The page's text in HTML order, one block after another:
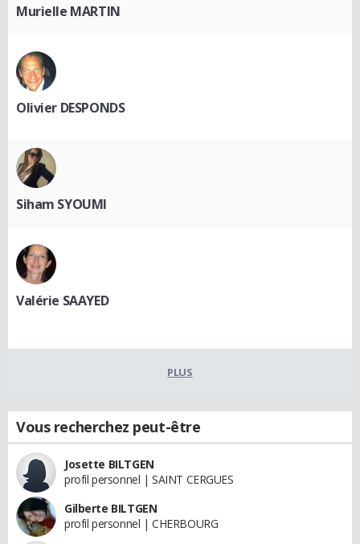
Murielle MARTIN
Olivier DESPONDS
Siham SYOUMI
Valérie SAAYED
PLUS
Vous recherchez peut-être
Josette BILTGEN
profil personnel | SAINT CERGUES
Gilberte BILTGEN
profil personnel | CHERBOURG